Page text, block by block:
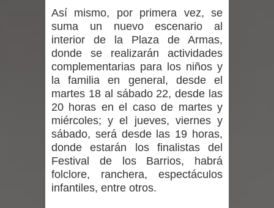
Maule golpea al Gobierno en medio de
denuncias por viviendas sociales en
Diputado Jorge Guzmán rechaza
proyecto de interconexión eléctrica
en la alta cordillera del Maule por su
impacto ambiental
Así mismo, por primera vez, se
suma un nuevo escenario al
interior de la Plaza de Armas,
donde se realizarán actividades
complementarias para los niños y
la familia en general, desde el
martes 18 al sábado 22, desde las
20 horas en el caso de martes y
miércoles; y el jueves, viernes y
sábado, será desde las 19 horas,
donde estarán los finalistas del
Festival de los Barrios, habrá
folclore, ranchera, espectáculos
infantiles, entre otros.